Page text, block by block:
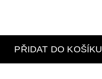
PŘIDAT DO KOŠÍKU